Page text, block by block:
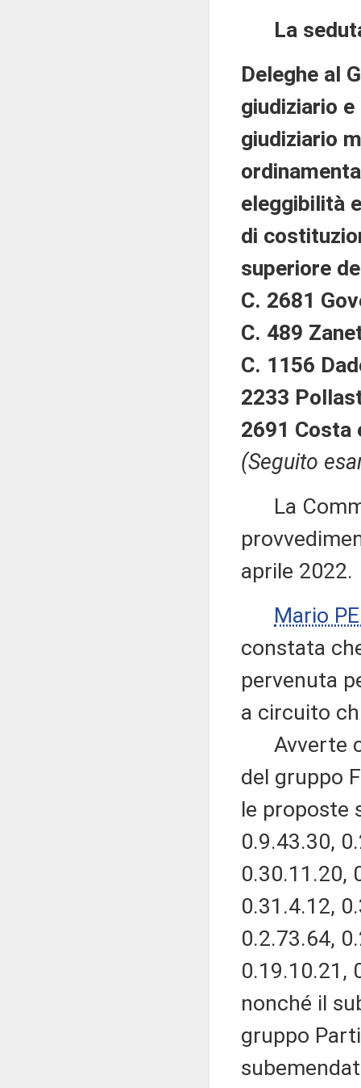
La
Deleghe al
giudiziario
giudiziario
eleggibilità
di
superiore
C. 2681
C. 489
C. 1156
2233
2691 Costa
(Seguito
La
aprile 2022.
Mario
constata
pervenuta
a circuito
Avverte
del gruppo
le proposte
0.9.43.30,
0.30.11.20,
0.31.4.12,
0.2.73.64,
0.19.10.21,
nonché il
gruppo